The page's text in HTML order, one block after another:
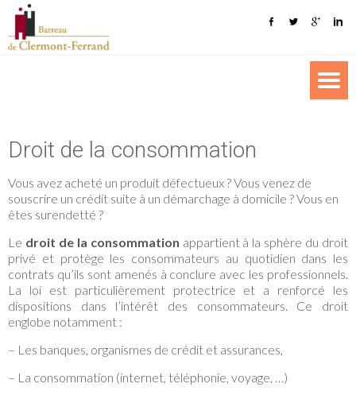
Droit de la consommation
Vous avez acheté un produit défectueux ? Vous venez de
souscrire un crédit suite à un démarchage à domicile ? Vous en
êtes surendetté ?
Le droit de la consommation appartient à la sphère du droit
privé et protège les consommateurs au quotidien dans les
contrats qu’ils sont amenés à conclure avec les professionnels.
La loi est particulièrement protectrice et a renforcé les
dispositions dans l’intérêt des consommateurs. Ce droit
englobe notamment :
– Les banques, organismes de crédit et assurances,
– La consommation (internet, téléphonie, voyage, …)